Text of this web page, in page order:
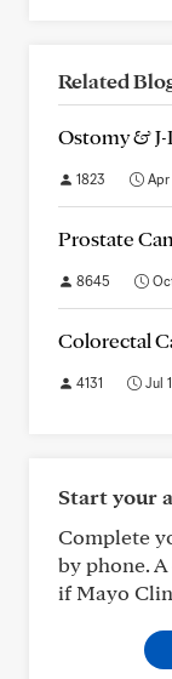
Related
Ostomy &
1823 Apr
Prostate
8645
Colorectal
4131 Jul
Start your
Complete
by phone.
if Mayo